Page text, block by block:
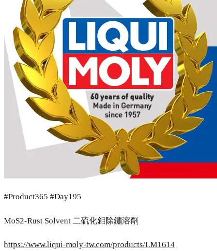
#Product365 #Day195
MoS2-Rust Solvent 二硫化鉬除鏽溶劑
https://www.liqui-moly-tw.com/products/LM1614